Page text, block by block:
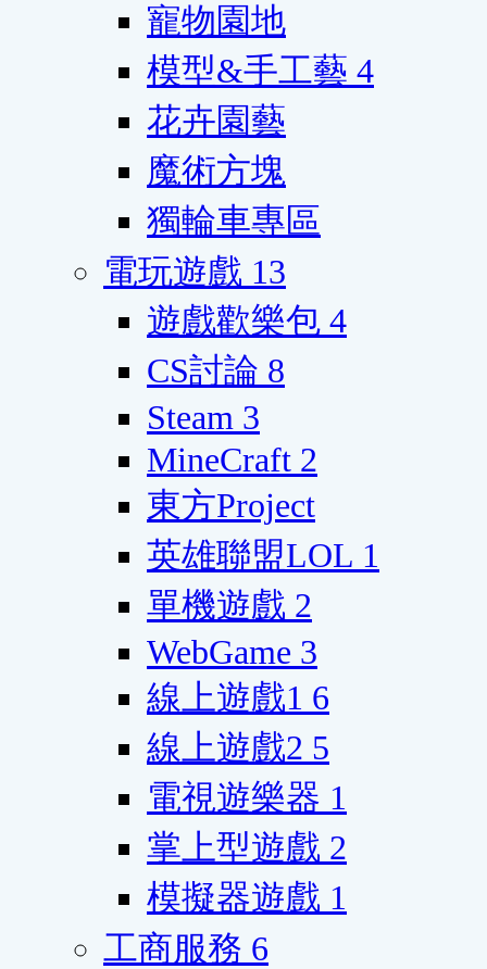
寵物園地
模型&手工藝 4
花卉園藝
魔術方塊
獨輪車專區
電玩遊戲 13
遊戲歡樂包 4
CS討論 8
Steam 3
MineCraft 2
東方Project
英雄聯盟LOL 1
單機遊戲 2
WebGame 3
線上遊戲1 6
線上遊戲2 5
電視遊樂器 1
掌上型遊戲 2
模擬器遊戲 1
工商服務 6